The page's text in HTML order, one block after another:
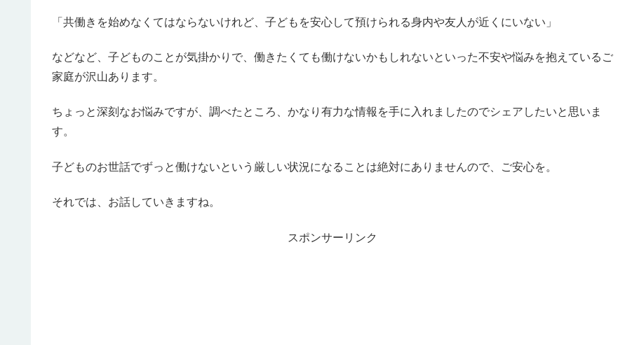
「共働きを始めなくてはならないけれど、子どもを安心して預けられる身内や友人が近くにいない」
などなど、子どものことが気掛かりで、働きたくても働けないかもしれないといった不安や悩みを抱えているご
家庭が沢山あります。
ちょっと深刻なお悩みですが、調べたところ、かなり有力な情報を手に入れましたのでシェアしたいと思いま
す。
子どものお世話でずっと働けないという厳しい状況になることは絶対にありませんので、ご安心を。
それでは、お話していきますね。
スポンサーリンク